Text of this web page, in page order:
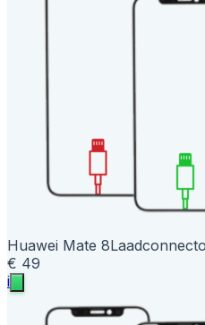
Huawei Mate 8
€ 49
i